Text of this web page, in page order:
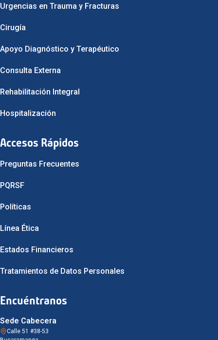
Urgencias en Trauma y Fracturas
Cirugía
Apoyo Diagnóstico y Terapéutico
Consulta Externa
Rehabilitación Integral
Hospitalización
Accesos Rápidos
Preguntas Frecuentes
PQRSF
Políticas
Línea Ética
Estados Financieros
Tratamientos de Datos Personales
Encuéntranos
Sede Cabecera
Calle 51 #38-53